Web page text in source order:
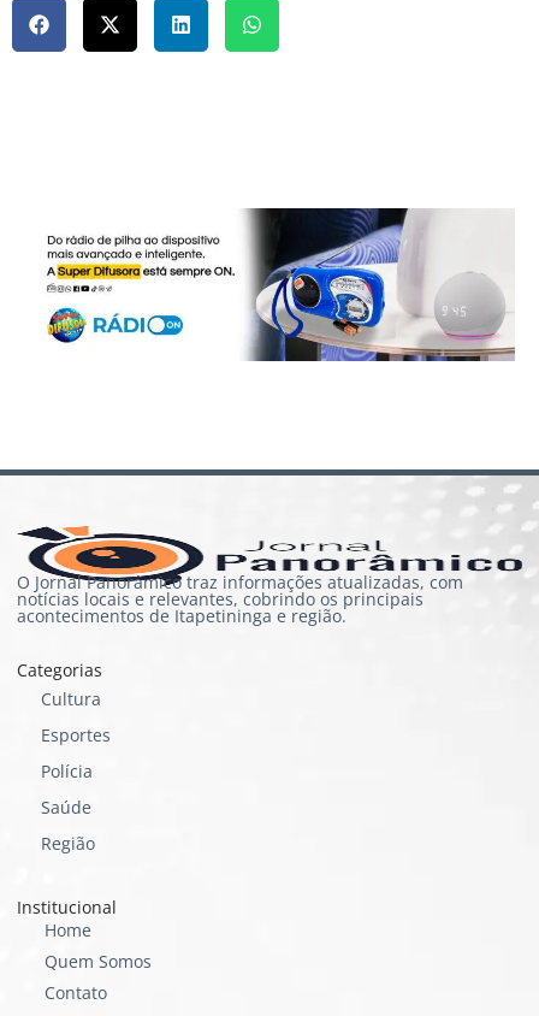
O Jornal Panorâmico traz informações atualizadas, com
notícias locais e relevantes, cobrindo os principais
acontecimentos de Itapetininga e região.
Categorias
Cultura
Esportes
Polícia
Saúde
Região
Institucional
Home
Quem Somos
Contato